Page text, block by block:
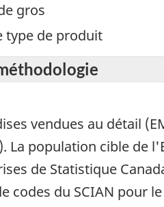
gros
type de produit
vendues au détail
La population cible de
de Statistique
codes du SCIAN pour